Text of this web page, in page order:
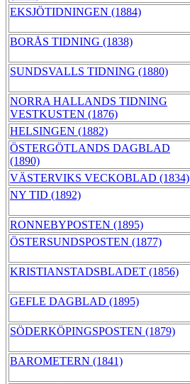
EKSJÖTIDNINGEN (1884)
BORÅS TIDNING (1838)
SUNDSVALLS TIDNING (1880)
NORRA HALLANDS TIDNING
VESTKUSTEN (1876)
HELSINGEN (1882)
ÖSTERGÖTLANDS DAGBLAD
(1890)
VÄSTERVIKS VECKOBLAD (1834)
NY TID (1892)
RONNEBYPOSTEN (1895)
ÖSTERSUNDSPOSTEN (1877)
KRISTIANSTADSBLADET (1856)
GEFLE DAGBLAD (1895)
SÖDERKÖPINGSPOSTEN (1879)
BAROMETERN (1841)